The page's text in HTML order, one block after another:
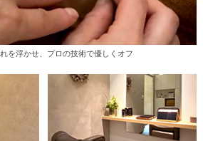
を浮かせ、プロの技術で優しくオフ